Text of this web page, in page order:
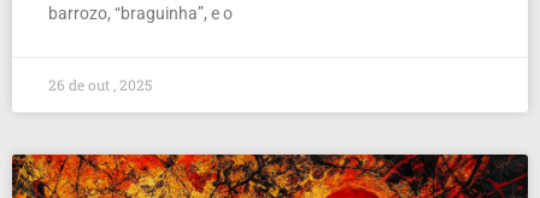
barrozo, “braguinha”, e o
26 de out , 2025